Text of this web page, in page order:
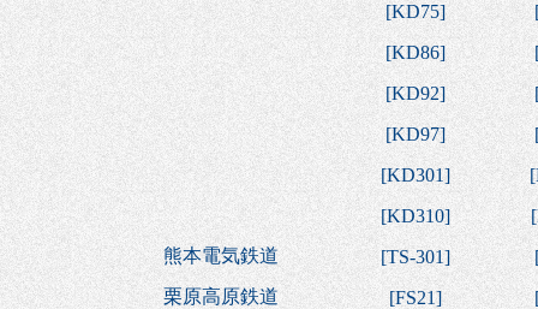
[KD75]
[KD86]
[KD92]
[KD97]
[KD301] [
[KD310] [
熊本電気鉄道
[TS-301]
栗原高原鉄道
[FS21]